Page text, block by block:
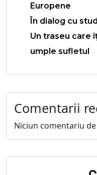
Europene
În dialog cu
Un traseu care
umple sufletul
Comentarii
Niciun comentariu